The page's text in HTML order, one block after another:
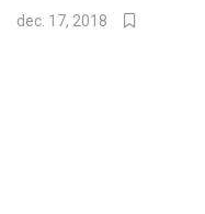
dec. 17, 2018